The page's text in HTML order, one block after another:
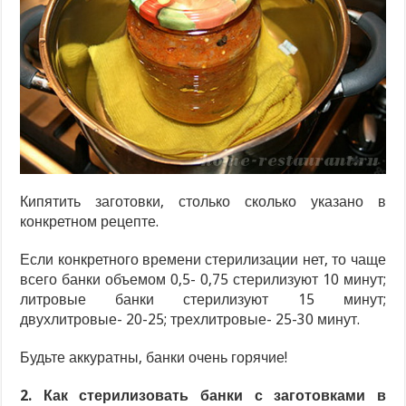
Кипятить заготовки, столько сколько указано в
конкретном рецепте.
Если конкретного времени стерилизации нет, то чаще
всего банки объемом 0,5- 0,75 стерилизуют 10 минут;
литровые банки стерилизуют 15 минут;
двухлитровые- 20-25; трехлитровые- 25-30 минут.
Будьте аккуратны, банки очень горячие!
2. Как стерилизовать банки с заготовками в